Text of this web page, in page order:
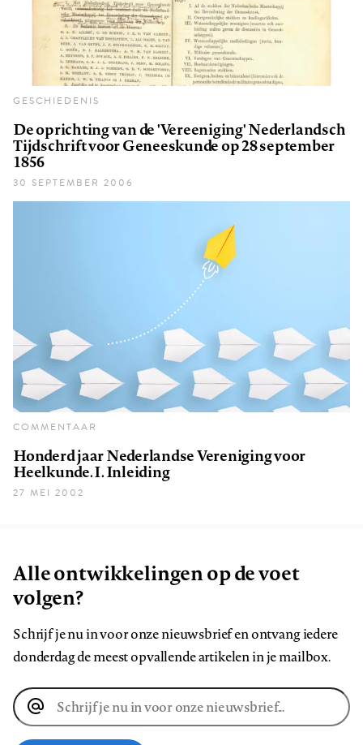
GESCHIEDENIS
De oprichting van de 'Vereeniging' Nederlandsch
Tijdschrift voor Geneeskunde op 28 september
1856
30 SEPTEMBER 2006
COMMENTAAR
Honderd jaar Nederlandse Vereniging voor
Heelkunde. I. Inleiding
27 MEI 2002
Alle ontwikkelingen op de voet
volgen?
Schrijf je nu in voor onze nieuwsbrief en ontvang iedere
donderdag de meest opvallende artikelen in je mailbox.
E-
mailadres